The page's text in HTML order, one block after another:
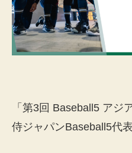
「第3回 Baseball5 アジ
侍ジャパンBaseball5代表